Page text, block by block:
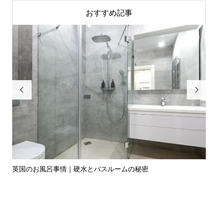
おすすめ記事

英国のお風呂事情｜硬水とバスルームの秘密
